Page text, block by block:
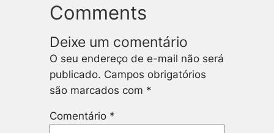
Comments
Deixe um comentário
O seu endereço de e-mail não será
publicado. Campos obrigatórios
são marcados com *
Comentário *